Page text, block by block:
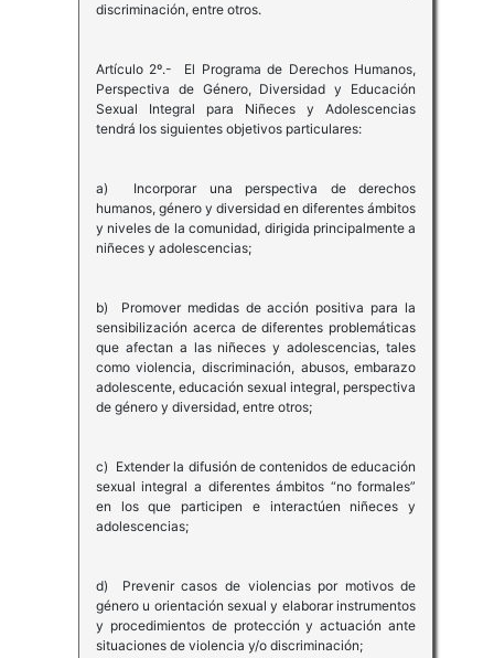
discriminación, entre otros.
Artículo 2º.- El Programa de Derechos Humanos,
Perspectiva de Género, Diversidad y Educación
Sexual Integral para Niñeces y Adolescencias
tendrá los siguientes objetivos particulares:
a) Incorporar una perspectiva de derechos
humanos, género y diversidad en diferentes ámbitos
y niveles de la comunidad, dirigida principalmente a
niñeces y adolescencias;
b) Promover medidas de acción positiva para la
sensibilización acerca de diferentes problemáticas
que afectan a las niñeces y adolescencias, tales
como violencia, discriminación, abusos, embarazo
adolescente, educación sexual integral, perspectiva
de género y diversidad, entre otros;
c) Extender la difusión de contenidos de educación
sexual integral a diferentes ámbitos “no formales”
en los que participen e interactúen niñeces y
adolescencias;
d) Prevenir casos de violencias por motivos de
género u orientación sexual y elaborar instrumentos
y procedimientos de protección y actuación ante
situaciones de violencia y/o discriminación;